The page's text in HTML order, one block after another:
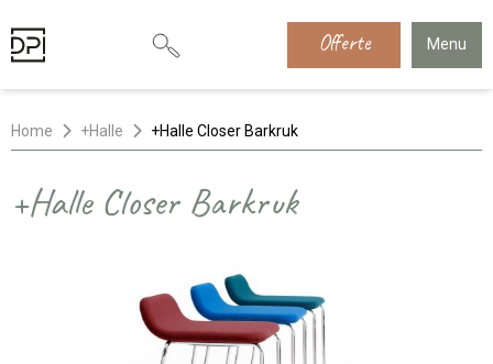
Offerte Menu
Home +Halle +Halle Closer Barkruk
+Halle Closer Barkruk